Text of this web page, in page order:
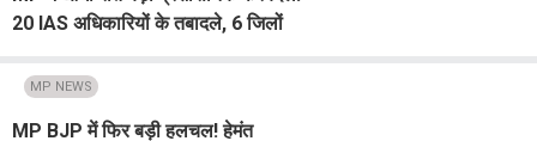
20 IAS अधिकारियों के तबादले, 6 जिलों
MP NEWS
MP BJP में फिर बड़ी हलचल! हेमंत